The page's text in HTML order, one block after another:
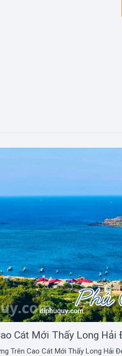
Cát Mới Thấy Long Hải
Trên Cao Cát Mới Thấy Long Hải